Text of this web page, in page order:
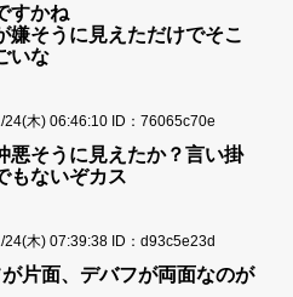
すかね
嫌そうに見えただけでそこ
いな
24(木) 06:46:10 ID：76065c70e
悪そうに見えたか？言い掛
もないぞカス
24(木) 07:39:38 ID：d93c5e23d
片面、デバフが両面なのが